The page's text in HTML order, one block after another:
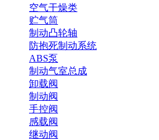
空气干燥类
贮气筒
制动凸轮轴
防抱死制动系统
ABS泵
制动气室总成
卸载阀
制动阀
手控阀
感载阀
继动阀